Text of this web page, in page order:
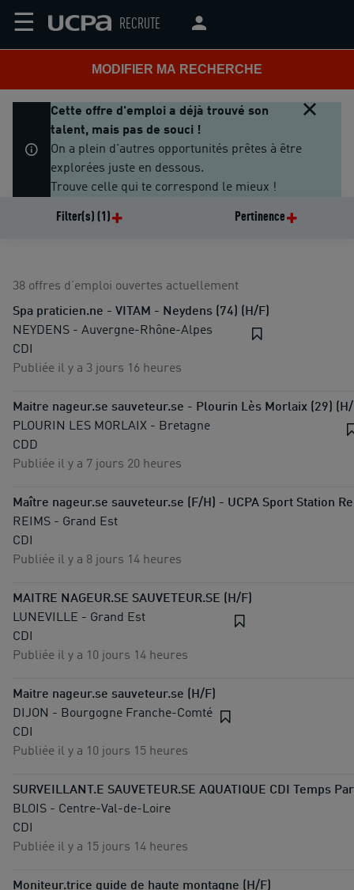
☰ RECRUTE
MODIFIER MA RECHERCHE
Cette offre d'emploi a déjà trouvé son
talent, mais pas de souci !
On a plein d'autres opportunités prêtes à être
explorées juste en dessous.
Trouve celle qui te correspond le mieux !
Filter(s) (1) Pertinence
38 offres d’emploi ouvertes actuellement
Spa praticien.ne - VITAM - Neydens (74) (H/F)
NEYDENS - Auvergne-Rhône-Alpes
CDI
Publiée il y a 3 jours 16 heures
Maitre nageur.se sauveteur.se - Plourin Lès Morlaix (29)
PLOURIN LES MORLAIX - Bretagne
CDD
Publiée il y a 7 jours 20 heures
Maître nageur.se sauveteur.se (F/H) - UCPA Sport Station
REIMS - Grand Est
CDI
Publiée il y a 8 jours 14 heures
MAITRE NAGEUR.SE SAUVETEUR.SE (H/F)
LUNEVILLE - Grand Est
CDI
Publiée il y a 10 jours 14 heures
Maitre nageur.se sauveteur.se (H/F)
DIJON - Bourgogne Franche-Comté
CDI
Publiée il y a 10 jours 15 heures
SURVEILLANT.E SAUVETEUR.SE AQUATIQUE CDI Temps
BLOIS - Centre-Val-de-Loire
CDI
Publiée il y a 15 jours 14 heures
Moniteur.trice guide de haute montagne (H/F)